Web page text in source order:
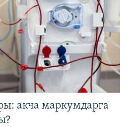
акча маркумдарга